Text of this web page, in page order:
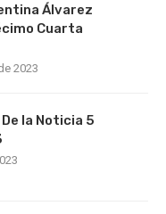
Álvarez
Cuarta
2023
la Noticia 5